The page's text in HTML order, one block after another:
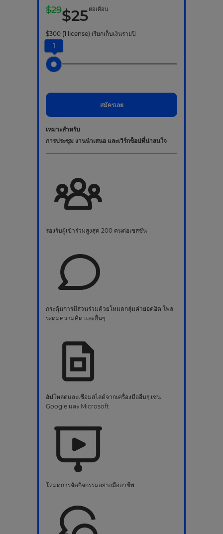
$29$25ต่อเดือน
$300 (1 license) เรียกเก็บเงินรายปี
1
สมัครเลย
เหมาะสำหรับ
การประชุม งานนำเสนอ และเวิร์กช็อปที่น่าสนใจ
รองรับผู้เข้าร่วมสูงสุด 200 คนต่อเซสชัน
กระตุ้นการมีส่วนร่วมด้วยโหมดกลุ่มคำยอดฮิต โพล
ระดมความคิด และอื่นๆ
อัปโหลดและเชื่อมสไลด์จากเครื่องมืออื่นๆ เช่น
Google และ Microsoft
โหมดการจัดกิจกรรมอย่างมืออาชีพ